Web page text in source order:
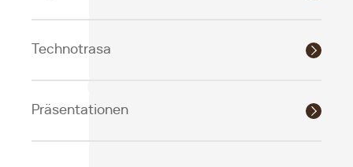
Technotrasa
Präsentationen